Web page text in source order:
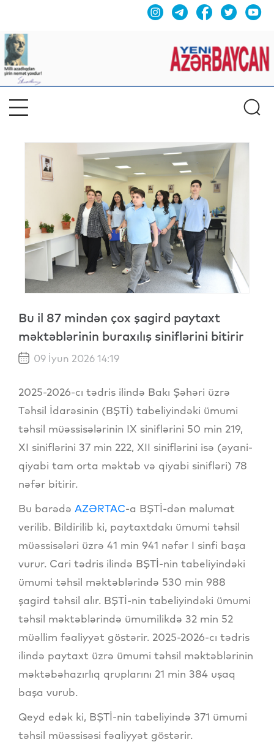
Bu il 87 mindən çox şagird paytaxt
məktəblərinin buraxılış siniflərini bitirir
09 İyun 2026 14:19
2025-2026-cı tədris ilində Bakı Şəhəri üzrə
Təhsil İdarəsinin (BŞTİ) tabeliyindəki ümumi
təhsil müəssisələrinin IX siniflərini 50 min 219,
XI siniflərini 37 min 222, XII siniflərini isə (əyani-
qiyabi tam orta məktəb və qiyabi sinifləri) 78
nəfər bitirir.
Bu barədə AZƏRTAC-a BŞTİ-dən məlumat
verilib. Bildirilib ki, paytaxtdakı ümumi təhsil
müəssisələri üzrə 41 min 941 nəfər I sinfi başa
vurur. Cari tədris ilində BŞTİ-nin tabeliyindəki
ümumi təhsil məktəblərində 530 min 988
şagird təhsil alır. BŞTİ-nin tabeliyindəki ümumi
təhsil məktəblərində ümumilikdə 32 min 52
müəllim fəaliyyət göstərir. 2025-2026-cı tədris
ilində paytaxt üzrə ümumi təhsil məktəblərinin
məktəbəhazırlıq qruplarını 21 min 384 uşaq
başa vurub.
Qeyd edək ki, BŞTİ-nin tabeliyində 371 ümumi
təhsil müəssisəsi fəaliyyət göstərir.